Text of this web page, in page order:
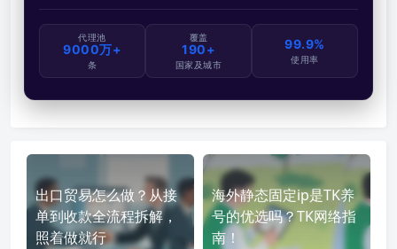
代理池
9000万+
条
覆盖
190+
国家及城市
99.9%
使用率
出口贸易怎么做？从接
单到收款全流程拆解，
照着做就行
海外静态固定ip是TK养
号的优选吗？TK网络指
南！